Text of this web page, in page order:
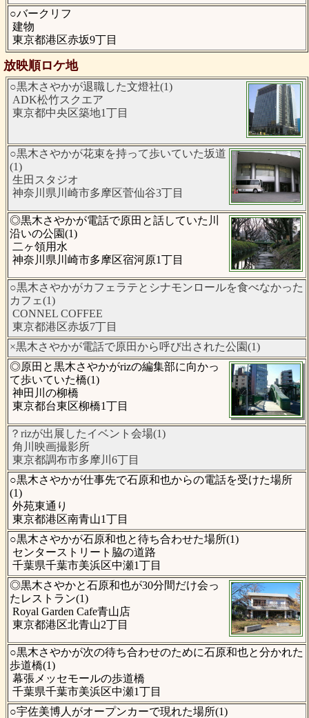
○バークリフ
建物
東京都港区赤坂9丁目
放映順ロケ地
○黒木さやかが退職した文燈社(1)
ADK松竹スクエア
東京都中央区築地1丁目
○黒木さやかが花束を持って歩いていた坂道
(1)
生田スタジオ
神奈川県川崎市多摩区菅仙谷3丁目
◎黒木さやかが電話で原田と話していた川
沿いの公園(1)
二ヶ領用水
神奈川県川崎市多摩区宿河原1丁目
○黒木さやかがカフェラテとシナモンロールを食べなかった
カフェ(1)
CONNEL COFFEE
東京都港区赤坂7丁目
×黒木さやかが電話で原田から呼び出された公園(1)
◎原田と黒木さやかがrizの編集部に向かっ
て歩いていた橋(1)
神田川の柳橋
東京都台東区柳橋1丁目
？rizが出展したイベント会場(1)
角川映画撮影所
東京都調布市多摩川6丁目
○黒木さやかが仕事先で石原和也からの電話を受けた場所
(1)
外苑東通り
東京都港区南青山1丁目
○黒木さやかが石原和也と待ち合わせた場所(1)
センターストリート脇の道路
千葉県千葉市美浜区中瀬1丁目
◎黒木さやかと石原和也が30分間だけ会っ
たレストラン(1)
Royal Garden Cafe青山店
東京都港区北青山2丁目
○黒木さやかが次の待ち合わせのために石原和也と分かれた
歩道橋(1)
幕張メッセモールの歩道橋
千葉県千葉市美浜区中瀬1丁目
○宇佐美博人がオープンカーで現れた場所(1)